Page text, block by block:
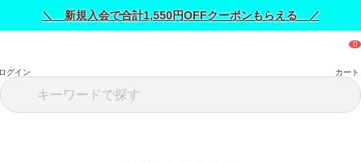
＼ 新規入会で合計1,550円OFFクーポンもらえる ／
グイン カート